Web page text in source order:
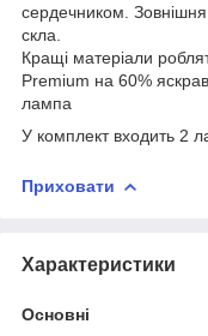
сердечником. Зовнішня
скла.
Кращі матеріали
Premium на 60%
лампа
У комплект входить 2
Приховати
Характеристики
Основні